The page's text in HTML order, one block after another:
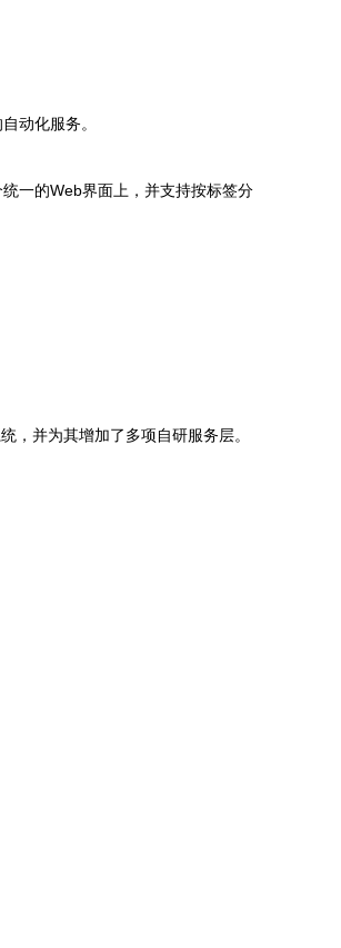
动化服务。
一的Web界面上，并支持按标签分
，并为其增加了多项自研服务层。